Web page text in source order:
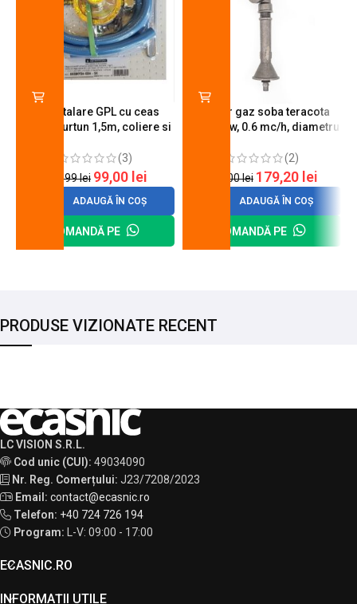
Kit instalare GPL cu ceas
butelie, furtun 1,5m, coliere si
(3)
120,99lei 99,00 lei
ADAUGĂ ÎN COȘ
COMANDĂ PE
Arzator gaz soba teracota
A600, 6 kw, 0.6 mc/h, diametru
(2)
200,00lei 179,20 lei
ADAUGĂ ÎN COȘ
COMANDĂ PE
PRODUSE VIZIONATE RECENT
LC VISION S.R.L.
Cod unic (CUI): 49034090
Nr. Reg. Comerțului: J23/7208/2023
Email: contact@ecasnic.ro
Telefon: +40 724 726 194
Program:
L-V: 09:00 - 17:00
ECASNIC.RO
INFORMAȚII UTILE